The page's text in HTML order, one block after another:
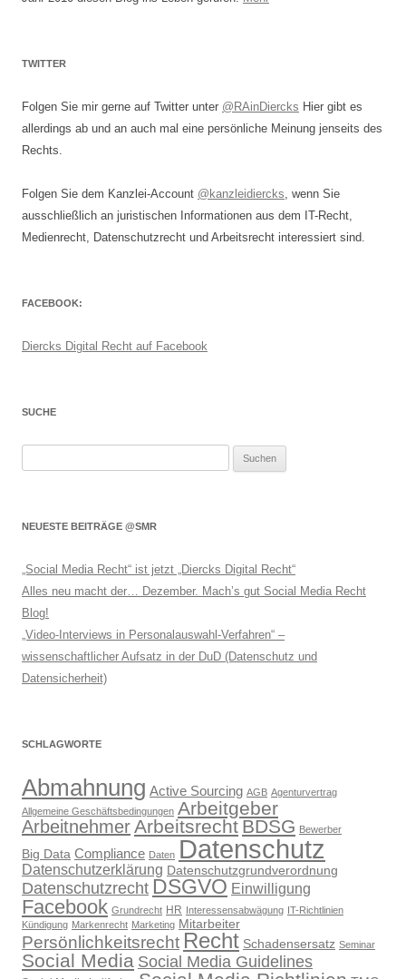
TWITTER
Folgen Sie mir gerne auf Twitter unter @RAinDiercks Hier gibt es
allerdings ab und an auch mal eine persönliche Meinung jenseits des
Rechts.
Folgen Sie dem Kanzlei-Account @kanzleidiercks, wenn Sie
ausschließlich an juristischen Informationen aus dem IT-Recht,
Medienrecht, Datenschutzrecht und Arbeitsrecht interessiert sind.
FACEBOOK:
Diercks Digital Recht auf Facebook
SUCHE
NEUESTE BEITRÄGE @SMR
„Social Media Recht“ ist jetzt „Diercks Digital Recht“
Alles neu macht der… Dezember. Mach’s gut Social Media Recht
Blog!
„Video-Interviews in Personalauswahl-Verfahren“ –
wissenschaftlicher Aufsatz in der DuD (Datenschutz und
Datensicherheit)
SCHLAGWORTE
Abmahnung Active Sourcing AGB Agenturvertrag
Allgemeine Geschäftsbedingungen Arbeitgeber
ArbeitnehmerArbeitsrecht BDSG Bewerber
Big Data Compliance Daten Datenschutz
Datenschutzerklärung Datenschutzgrundverordnung
Datenschutzrecht DSGVO Einwilligung
Facebook Grundrecht HR Interessensabwägung IT-Richtlinien
Kündigung Markenrecht Marketing Mitarbeiter
Persönlichkeitsrecht Recht Schadensersatz Seminar
Social Media Social Media Guidelines